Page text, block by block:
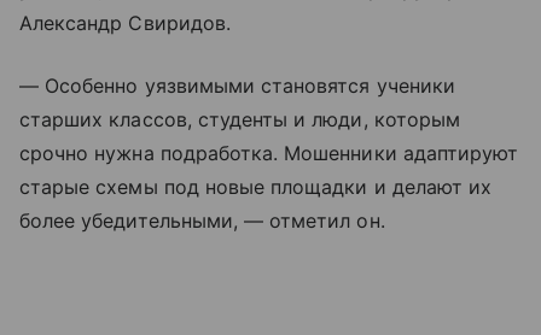
Александр Свиридов.
— Особенно уязвимыми становятся ученики
старших классов, студенты и люди, которым
срочно нужна подработка. Мошенники адаптируют
старые схемы под новые площадки и делают их
более убедительными, — отметил он.